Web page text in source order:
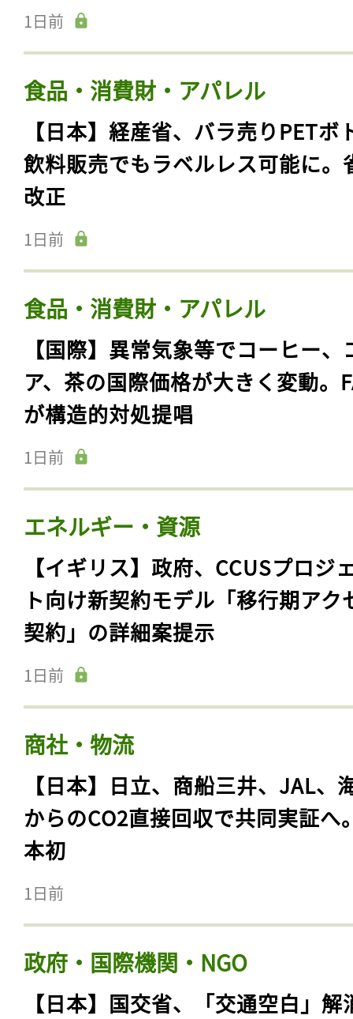
1日前
食品・消費財・アパレル
【日本】経産省、バラ売りPETボ
飲料販売でもラベルレス可能に。
改正
1日前
食品・消費財・アパレル
【国際】異常気象等でコーヒー、
ア、茶の国際価格が大きく変動。
が構造的対処提唱
1日前
エネルギー・資源
【イギリス】政府、CCUSプロジ
ト向け新契約モデル「移行期アク
契約」の詳細案提示
1日前
商社・物流
【日本】日立、商船三井、JAL、
からのCO2直接回収で共同実証へ
本初
1日前
政府・国際機関・NGO
【日本】国交省、「交通空白」解